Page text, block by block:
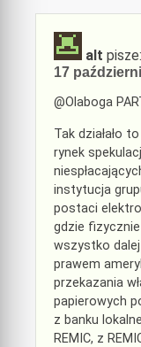
alt pisze:
17
@Olaboga
Tak działało
rynek
instytucja
postaci
gdzie
wszystko dalej
prawem
przekazania
papierowych
z banku
REMIC, z